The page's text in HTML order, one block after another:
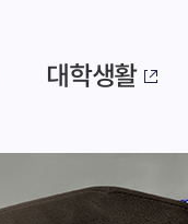
대학생활